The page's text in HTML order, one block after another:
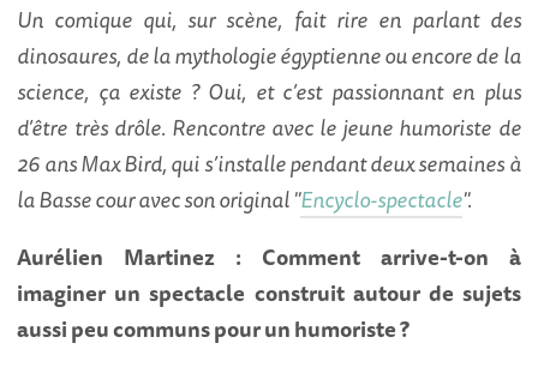
Un comique qui, sur scène, fait rire en parlant des
dinosaures, de la mythologie égyptienne ou encore de la
science, ça existe ? Oui, et c’est passionnant en plus
d’être très drôle. Rencontre avec le jeune humoriste de
26 ans Max Bird, qui s’installe pendant deux semaines à
la Basse cour avec son original "Encyclo-spectacle".
Aurélien Martinez : Comment arrive-t-on à
imaginer un spectacle construit autour de sujets
aussi peu communs pour un humoriste ?